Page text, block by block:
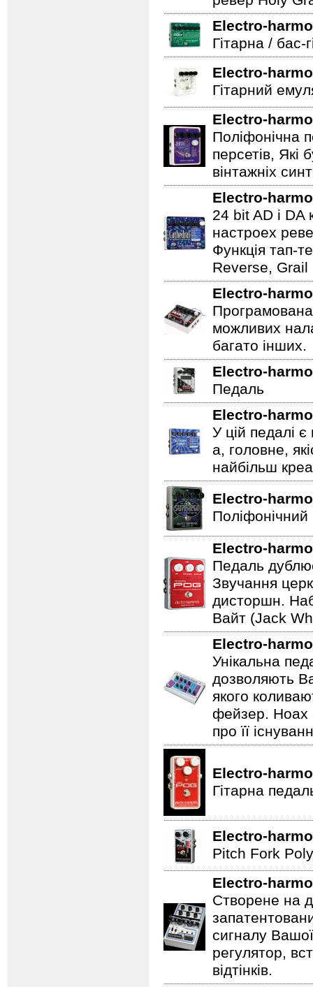
Electro-
Гітарна / бас-
Electro-
Гітарний
Electro-
Поліфонічна
персетів, Які
вінтажніх
Electro-
24 bit AD і
настроех
Функція тап-
Reverse, Grail
Electro-
можливих
багато інших.
Electro-
Педаль
Electro-
У цій педалі
а, головне,
найбільш
Electro-
Поліфонічний
Electro-
Педаль
Звучання
дисторшн.
Вайт (Jack
Electro-
Унікальна
дозволяють
якого
фейзер. Hoax
про її
Electro-
Гітарна
Electro-
Pitch Fork
Electro-
Створене на
сигналу
регулятор,
відтінків.